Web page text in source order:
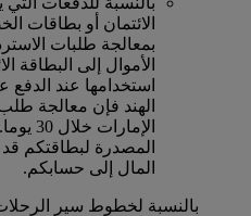
الائتمان أو بطاقات
الأموال إلى البطاقة
استخدامها عند الدفع
الهند فإن معالجة
المصدرة لبطاقتكم
المال إلى حسابكم.
بالنسبة لخطوط سير